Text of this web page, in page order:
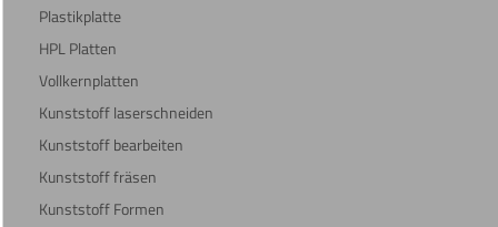
Plastikplatte
HPL Platten
Vollkernplatten
Kunststoff laserschneiden
Kunststoff bearbeiten
Kunststoff fräsen
Kunststoff Formen